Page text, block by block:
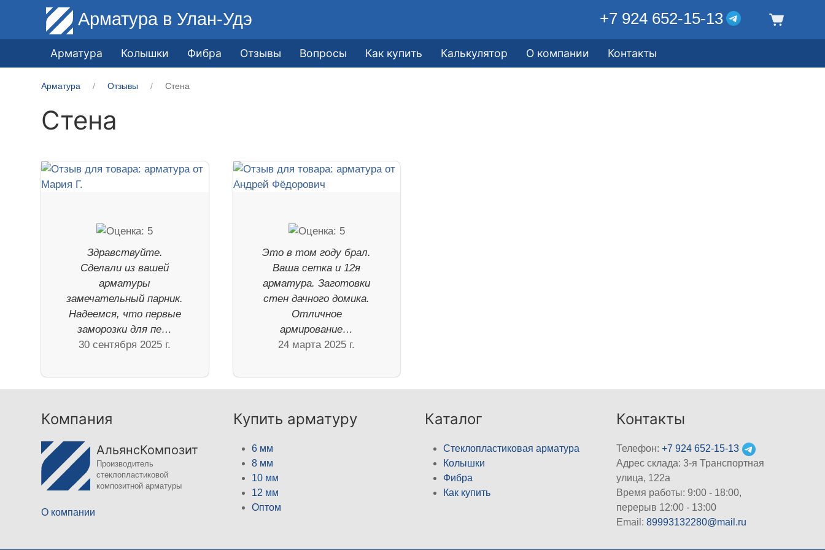
Арматура в Улан-Удэ +7 924 652-15-13
Арматура Колышки Фибра Отзывы Вопросы Как купить Калькулятор О компании Контакты
Арматура Отзывы Стена
Стена
Здравствуйте.
Сделали из вашей
арматуры
замечательный парник.
Надеемся, что первые
заморозки для пе…
30 сентября 2025 г.
Это в том году брал.
Ваша сетка и 12я
арматура. Заготовки
стен дачного домика.
Отличное
армирование…
24 марта 2025 г.
Компания
АльянсКомпозит
Производитель
стеклопластиковой
композитной арматуры
О компании
Купить арматуру
6 мм
8 мм
10 мм
12 мм
Оптом
Каталог
Стеклопластиковая арматура
Колышки
Фибра
Как купить
Контакты
Телефон:+7 924 652-15-13
Адрес склада: 3-я Транспортная
улица, 122а
Время работы: 9:00 - 18:00,
перерыв 12:00 - 13:00
Email:89993132280@mail.ru